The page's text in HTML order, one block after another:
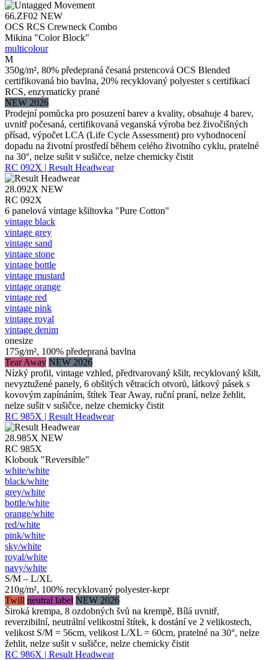
66.ZF02 NEW
OCS RCS Crewneck Combo
Mikina "Color Block"
multicolour
M
350g/m², 80% předepraná česaná prstencová OCS Blended
certifikovaná bio bavlna, 20% recyklovaný polyester s certifikací
RCS, enzymaticky prané
NEW 2026
Prodejní pomůcka pro posuzení barev a kvality, obsahuje 4 barev,
uvnitř počesaná, certifikovaná veganská výroba bez živočišných
přísad, výpočet LCA (Life Cycle Assessment) pro vyhodnocení
dopadu na životní prostředí během celého životního cyklu, pratelné
na 30°, nelze sušit v sušičce, nelze chemicky čistit
RC 092X | Result Headwear
28.092X NEW
RC 092X
6 panelová vintage kšiltovka "Pure Cotton"
vintage black
vintage grey
vintage sand
vintage stone
vintage bottle
vintage mustard
vintage orange
vintage red
vintage pink
vintage royal
vintage denim
onesize
175g/m², 100% předepraná bavlna
Tear Away NEW 2026
Nízký profil, vintage vzhled, předtvarovaný kšilt, recyklovaný kšilt,
nevyztužené panely, 6 obšitých větracích otvorů, látkový pásek s
kovovým zapínáním, štítek Tear Away, ruční praní, nelze žehlit,
nelze sušit v sušičce, nelze chemicky čistit
RC 985X | Result Headwear
28.985X NEW
RC 985X
Klobouk "Reversible"
white/​white
black/​white
grey/​white
bottle/​white
orange/​white
red/​white
pink/​white
sky/​white
royal/​white
navy/​white
S/M – L/XL
210g/m², 100% recyklovaný polyester-kepr
Twill neutral label NEW 2026
Široká krempa, 8 ozdobných švů na krempě, Bílá uvnitř,
reverzibilní, neutrální velikostní štítek, k dostání ve 2 velikostech,
velikost S/M = 56cm, velikost L/XL = 60cm, pratelné na 30°, nelze
žehlit, nelze sušit v sušičce, nelze chemicky čistit
RC 986X | Result Headwear